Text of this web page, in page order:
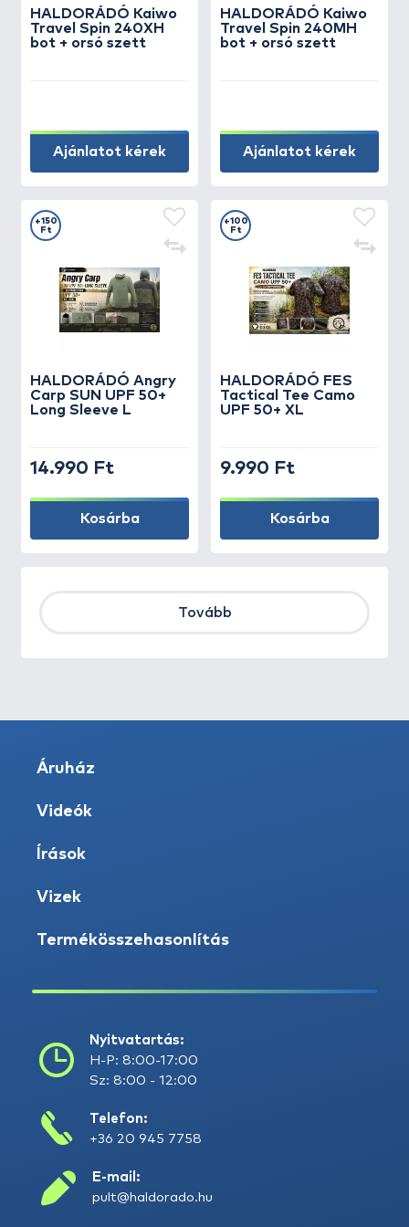
HALDORÁDÓ Kaiwo
Travel Spin 240XH
bot + orsó szett
Ajánlatot kérek
HALDORÁDÓ Kaiwo
Travel Spin 240MH
bot + orsó szett
Ajánlatot kérek
HALDORÁDÓ Angry
Carp SUN UPF 50+
Long Sleeve L
+150
Ft
14.990 Ft
Kosárba
HALDORÁDÓ FES
Tactical Tee Camo
UPF 50+ XL
+100
Ft
9.990 Ft
Kosárba
Tovább
Áruház
Videók
Írások
Vizek
Termékösszehasonlítás
Nyitvatartás:
H-P: 8:00-17:00
Sz: 8:00 - 12:00
Telefon:
+36 20 945 7758
E-mail:
pult@haldorado.hu